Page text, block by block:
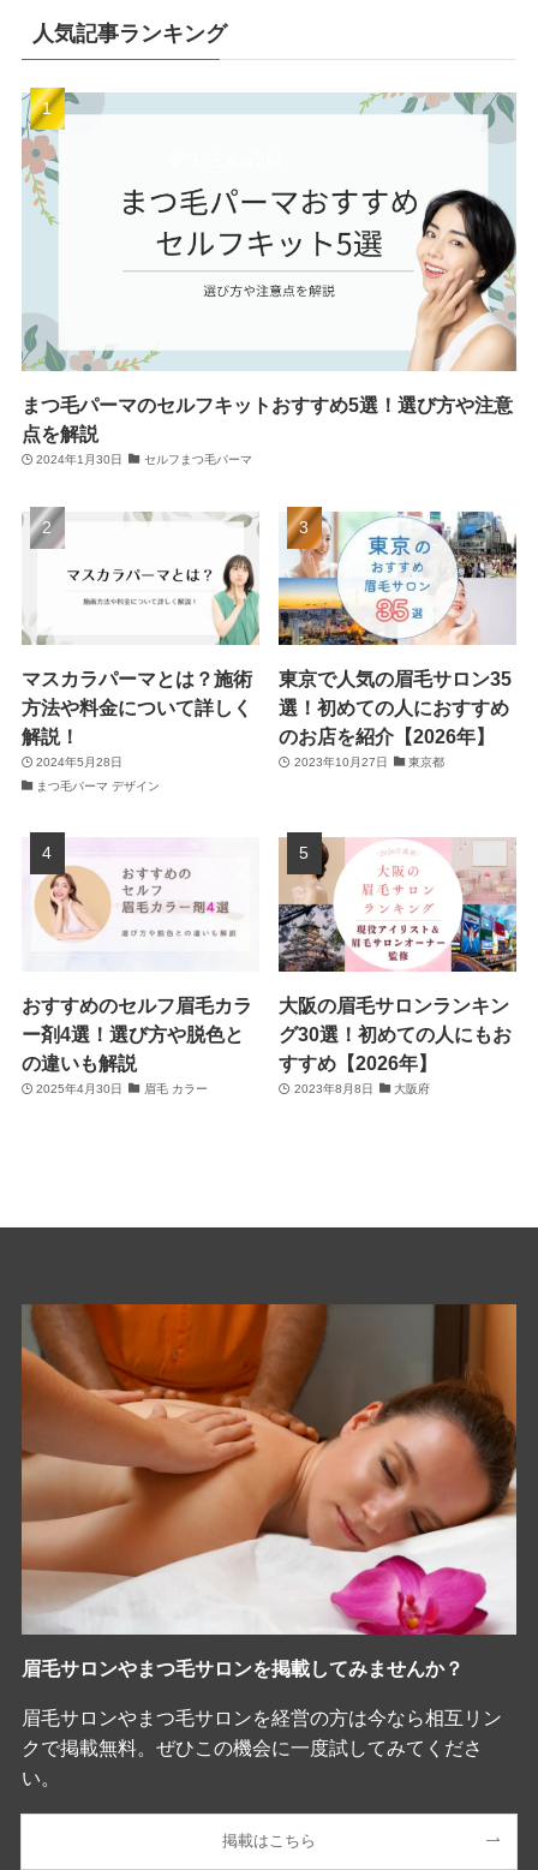
人気記事ランキング
まつ毛パーマのセルフキットおすすめ5選！選び方や注意
点を解説
2024年1月30日 セルフまつ毛パーマ
マスカラパーマとは？施術
方法や料金について詳しく
解説！
2024年5月28日
まつ毛パーマ デザイン
東京で人気の眉毛サロン35
選！初めての人におすすめ
のお店を紹介【2026年】
2023年10月27日 東京都
おすすめのセルフ眉毛カラ
ー剤4選！選び方や脱色と
の違いも解説
2025年4月30日 眉毛 カラー
大阪の眉毛サロンランキン
グ30選！初めての人にもお
すすめ【2026年】
2023年8月8日 大阪府
眉毛サロンやまつ毛サロンを掲載してみませんか？
眉毛サロンやまつ毛サロンを経営の方は今なら相互リン
クで掲載無料。ぜひこの機会に一度試してみてくださ
い。
掲載はこちら